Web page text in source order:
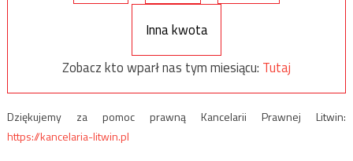
Inna kwota
Zobacz kto wparł nas tym miesiącu: Tutaj
Dziękujemy za pomoc prawną Kancelarii Prawnej Litwin:
https://kancelaria-litwin.pl